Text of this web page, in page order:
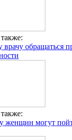
врачу обращаться
женщин могут